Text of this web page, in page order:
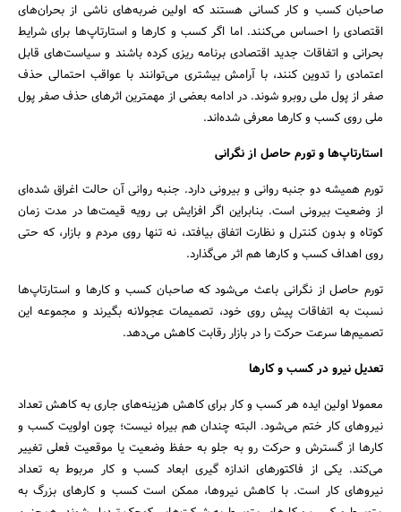
صاحبان کسب و کار کسانی هستند که اولین ضربه‌های ناشی از بحران‌های
اقتصادی را احساس می‌کنند. اما اگر کسب و کارها و استارتاپ‌ها برای شرایط
بحرانی و اتفاقات جدید اقتصادی برنامه ریزی کرده باشند و سیاست‌های قابل
اعتمادی را تدوین کنند، با آرامش بیشتری می‌توانند با عواقب احتمالی حذف
صفر از پول ملی روبرو شوند. در ادامه بعضی از مهمترین اثرهای حذف صفر پول
ملی روی کسب و کارها معرفی شده‌اند.
استارتاپ‌ها و تورم حاصل از نگرانی
تورم همیشه دو جنبه روانی و بیرونی دارد. جنبه روانی آن حالت اغراق شده‌ای
از وضعیت بیرونی است. بنابراین اگر افزایش بی رویه قیمت‌ها در مدت زمان
کوتاه و بدون کنترل و نظارت اتفاق بیافتد، نه تنها روی مردم و بازار، که حتی
روی اهداف کسب و کارها هم اثر می‌گذارد.
تورم حاصل از نگرانی باعث می‌شود که صاحبان کسب و کارها و استارتاپ‌ها
نسبت به اتفاقات پیش روی خود، تصمیمات عجولانه بگیرند و مجموعه این
تصمیم‌ها سرعت حرکت را در بازار رقابت کاهش می‌دهد.
تعدیل نیرو در کسب و کارها
معمولا اولین ایده هر کسب و کار برای کاهش هزینه‌های جاری به کاهش تعداد
نیروهای کار ختم می‌شود. البته چندان هم بیراه نیست؛ چون اولویت کسب و
کارها از گسترش و حرکت رو به جلو به حفظ وضعیت یا موقعیت فعلی تغییر
می‌کند. یکی از فاکتورهای اندازه گیری ابعاد کسب و کار مربوط به تعداد
نیروهای کار است. با کاهش نیروها، ممکن است کسب و کارهای بزرگ به